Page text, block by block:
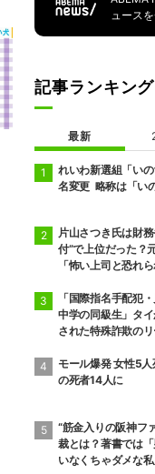
ュース
記事ランキング
最新
れいわ新選組「い
名変更 略称は「い
片山さつき氏は財
付”で上位だった？
「怖い上司と恐れ
「国際指名手配犯
中学の同級生」タ
された特殊詐欺の
モール爆発 女性5
の死者14人に
“筋金入りの阪神フ
裁とは？著書では
いなくちゃダメな